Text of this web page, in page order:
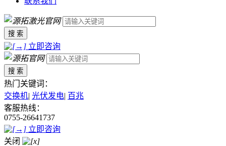
搜 索
立即咨询
搜 索
热门关键词：
交换机| 光伏发电| 百兆
客服热线：
0755-26641737
立即咨询
关闭